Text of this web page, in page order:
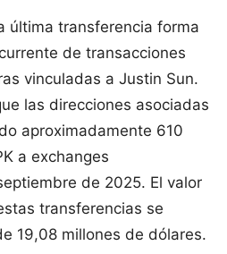
última transferencia forma
de transacciones
vinculadas a Justin Sun.
las direcciones asociadas
aproximadamente 610
a exchanges
de 2025. El valor
transferencias se
19,08 millones de dólares.